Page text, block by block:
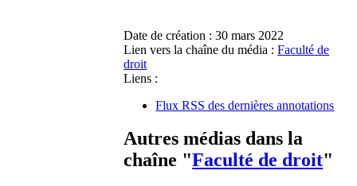
Date de création : 30 mars 2022
Lien vers la chaîne du média : Faculté de
droit
Liens :
Flux RSS des dernières annotations
Autres médias dans la
chaîne "Faculté de droit"